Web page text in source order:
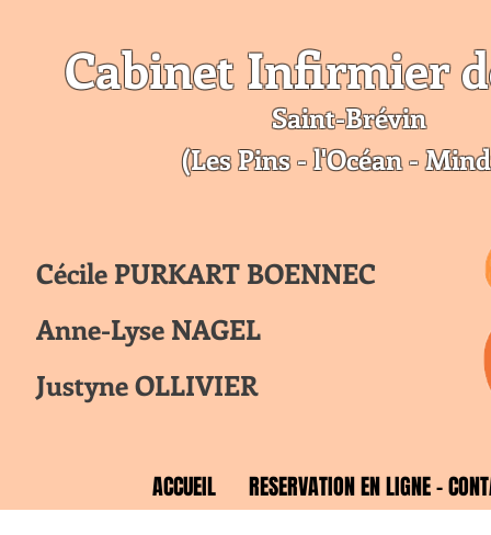
Cabinet Infirmier
Saint-Brévin
(Les Pins - l'Océan -
Cécile PURKART BOENNEC
Anne-Lyse NAGEL
Justyne OLLIVIER
ACCUEIL RESERVATION EN LIGNE -